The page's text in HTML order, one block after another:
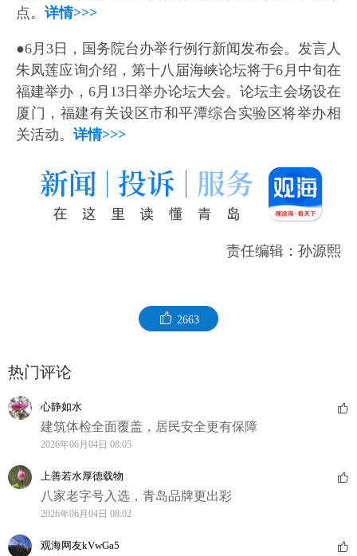
点。 详情>>>
●6月3日，国务院台办举行例行新闻发布会。发言人
朱凤莲应询介绍，第十八届海峡论坛将于6月中旬在
福建举办，6月13日举办论坛大会。论坛主会场设在
厦门，福建有关设区市和平潭综合实验区将举办相
关活动。 详情>>>
责任编辑：孙源熙
2663
热门评论
心静如水
建筑体检全面覆盖，居民安全更有保障
2026年06月04日 08:05
上善若水厚德载物
八家老字号入选，青岛品牌更出彩
2026年06月04日 08:02
观海网友kVwGa5